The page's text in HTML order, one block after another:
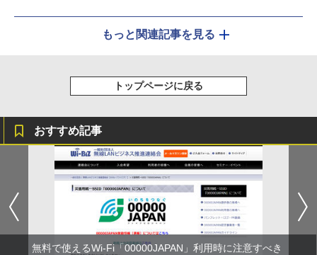
もっと関連記事を見る
トップページに戻る
おすすめ記事
無料で使えるWi-Fi「00000JAPAN」利用時に注意すべき